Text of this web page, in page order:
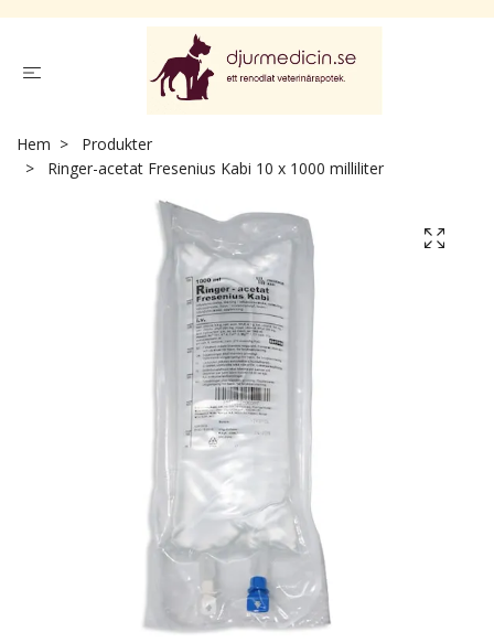
Hem
Produkter
Ringer-acetat Fresenius Kabi 10 x 1000 milliliter